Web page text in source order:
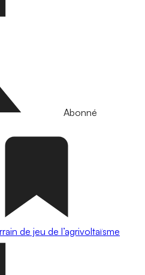
Abonné
de jeu de l’agrivoltaïsme